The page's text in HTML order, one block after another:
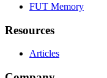
FUT Memory
Resources
Articles